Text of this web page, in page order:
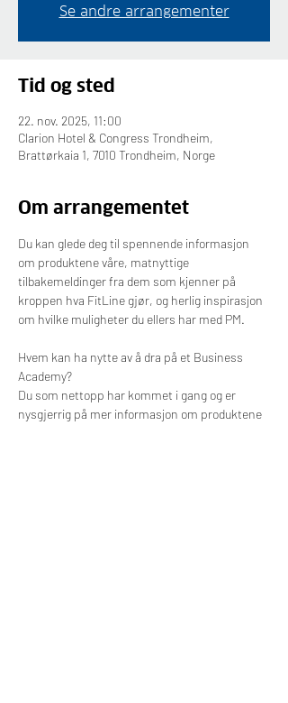
Se andre arrangementer
Tid og sted
22. nov. 2025, 11:00
Clarion Hotel & Congress Trondheim,
Brattørkaia 1, 7010 Trondheim, Norge
Om arrangementet
Du kan glede deg til spennende informasjon
om produktene våre, matnyttige
tilbakemeldinger fra dem som kjenner på
kroppen hva FitLine gjør, og herlig inspirasjon
om hvilke muligheter du ellers har med PM.
Hvem kan ha nytte av å dra på et Business
Academy?
Du som nettopp har kommet i gang og er
nysgjerrig på mer informasjon om produktene